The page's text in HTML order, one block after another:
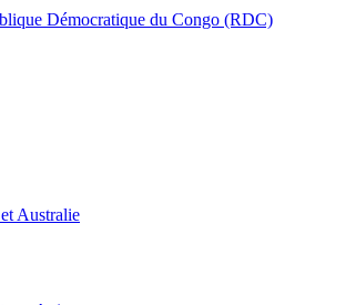
Démocratique du Congo (RDC)
Australie